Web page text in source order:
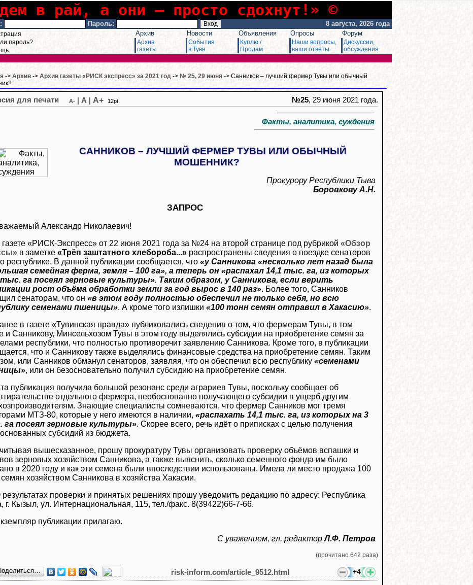
в рай, а они – просто сдохнут!» ©
Пароль: 8 августа, 2026 года
пароль?
Архив
Архив
газеты
Новости
События
в Туве
Объявления
Куплю /
Продам
Опросы
Наши вопросы,
ваши ответы
Форум
Дискуссии,
обсуждения
-> Архив -> Архив газеты «РИСК экспресс» за 2021 год -> № 25, 29 июня -> Санников – лучший фермер Тувы или обычный
A- A A+ 12pt №25, 29 июня 2021 года.
Факты, аналитика, суждения
САННИКОВ – ЛУЧШИЙ ФЕРМЕР ТУВЫ ИЛИ ОБЫЧНЫЙ
МОШЕННИК?
Прокурору Республики Тыва
Боровкову А.Н.
ЗАПРОС
Александр Николаевич!
газете «РИСК-Экспресс» от 22 июня 2021 года за №24 на второй странице под рубрикой «Обзор
в заметке «Трёп заштатного хлебороба...» распространены сведения о поездке сенаторов
республике. В данной публикации сообщается, что «у Санникова «несколько лет назад была
семейная ферма, земля – 100 га», а теперь он «распахал 14,1 тыс. га, из которых
га посеял зерновые культуры». Таким образом, у Санникова, если верить
рост объёма обработки земли за год вырос в 140 раз». Более того, Санников
сенаторам, что он «в этом году полностью обеспечил не только себя, но всю
семенами пшеницы». А кроме того излишки «100 тонн семян отправил в Хакасию».
в газете «Тувинская правда» публиковались сведения о том, что фермерам Тувы, в том
и Санникову, Минсельхозом Тувы в этом году выделялись субсидии на приобретение семян за
республики, что полностью противоречит заявлению Санникова. Кроме того, в публикации
что и Санникову также выделялись финансовые средства на приобретение семян. Таким
или Санников обманул сенаторов, заявляя, что он обеспечил всю республику «семенами
, или он безосновательно получил субсидию на приобретение семян.
публикация получила большой резонанс среди аграриев Тувы, поскольку сообщает об
отдельного фермера, необоснованно получающего субсидии в ущерб другим
Знающие специалисты сомневаются, что фермер Санников мог тремя
МТЗ-80, которые у него имеются в наличии, «распахать 14,1 тыс. га, из которых на 3
га посеял зерновые культуры». Скорее всего, речь идёт о приписках с целью получения
субсидий из бюджета.
вышесказанное, прошу прокуратуру Тувы организовать проверку объёмов вспашки и
зерновых хозяйством Санникова, а также выяснить, сколько семенного фонда им было
в 2020 году и как эти семена были впоследствии использованы. Имела ли место продажа 100
хозяйством Санникова в хозяйства Хакасии.
проверки и принятых решениях прошу уведомить редакцию по адресу: Республика
г. Кызыл, ул. Интернациональная, 115, тел./факс. 8(39422)66-7-66.
публикации прилагаю.
С уважением, гл. редакторЛ.Ф. Петров
(прочитано 642 раза)
+4
risk-inform.com/article_9512.html